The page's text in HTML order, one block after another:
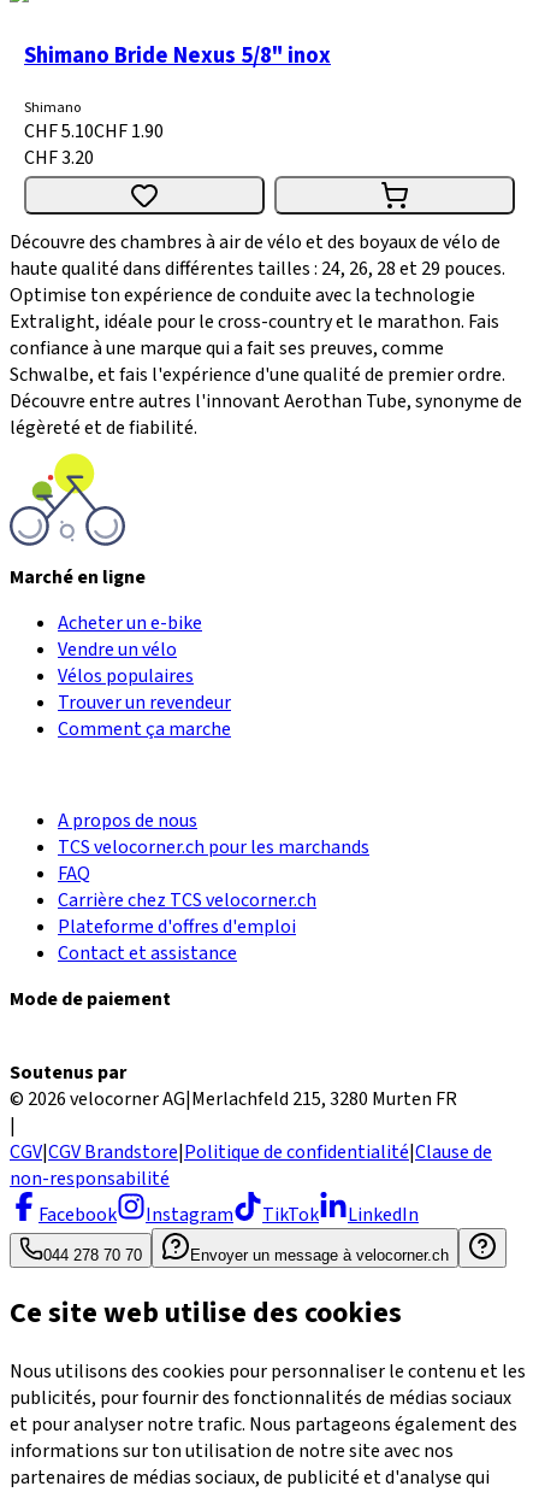
Shimano Bride Nexus 5/8" inox
Shimano
CHF 5.10CHF 1.90
CHF 3.20
Découvre des chambres à air de vélo et des boyaux de vélo de
haute qualité dans différentes tailles : 24, 26, 28 et 29 pouces.
Optimise ton expérience de conduite avec la technologie
Extralight, idéale pour le cross-country et le marathon. Fais
confiance à une marque qui a fait ses preuves, comme
Schwalbe, et fais l'expérience d'une qualité de premier ordre.
Découvre entre autres l'innovant Aerothan Tube, synonyme de
légèreté et de fiabilité.
Marché en ligne
Acheter un e-bike
Vendre un vélo
Vélos populaires
Trouver un revendeur
Comment ça marche
A propos de nous
TCS velocorner.ch pour les marchands
FAQ
Carrière chez TCS velocorner.ch
Plateforme d'offres d'emploi
Contact et assistance
Mode de paiement
Soutenus par
© 2026 velocorner AG|Merlachfeld 215, 3280 Murten FR
|
CGV|CGV Brandstore|Politique de confidentialité|Clause de
non-responsabilité
Facebook
Instagram TikTok LinkedIn
044 278 70 70 Envoyer un message à velocorner.ch
Ce site web utilise des cookies
Nous utilisons des cookies pour personnaliser le contenu et les
publicités, pour fournir des fonctionnalités de médias sociaux
et pour analyser notre trafic. Nous partageons également des
informations sur ton utilisation de notre site avec nos
partenaires de médias sociaux, de publicité et d'analyse qui